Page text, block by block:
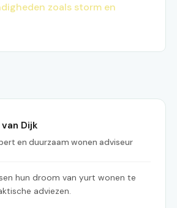
zoals storm en
Dijk
en duurzaam wonen adviseur
hun droom van yurt wonen te
adviezen.